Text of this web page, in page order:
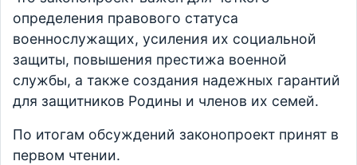
определения правового статуса
военнослужащих, усиления их социальной
защиты, повышения престижа военной
службы, а также создания надежных гарантий
для защитников Родины и членов их семей.
По итогам обсуждений законопроект принят в
первом чтении.